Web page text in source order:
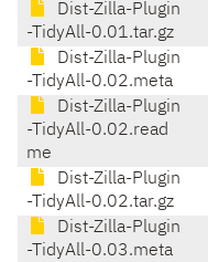
Dist-Zilla-Plugin
-TidyAll-0.01.tar.gz
Dist-Zilla-Plugin
-TidyAll-0.02.meta
Dist-Zilla-Plugin
-TidyAll-0.02.read
me
Dist-Zilla-Plugin
-TidyAll-0.02.tar.gz
Dist-Zilla-Plugin
-TidyAll-0.03.meta